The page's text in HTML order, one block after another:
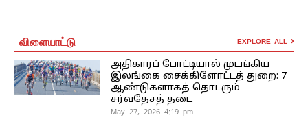
விளையாட்டு EXPLORE ALL
அதிகாரப் போட்டியால் முடங்கிய
இலங்கை சைக்கிளோட்டத் துறை: 7
ஆண்டுகளாகத் தொடரும்
சர்வதேசத் தடை
May 27, 2026 4:19 pm